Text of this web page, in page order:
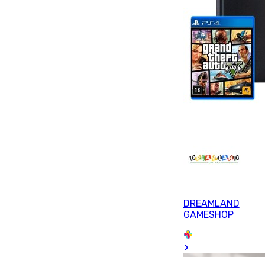
DREAMLAND
GAMESHOP